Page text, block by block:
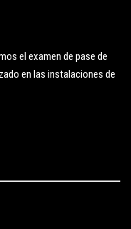
el examen de pase de
en las instalaciones de